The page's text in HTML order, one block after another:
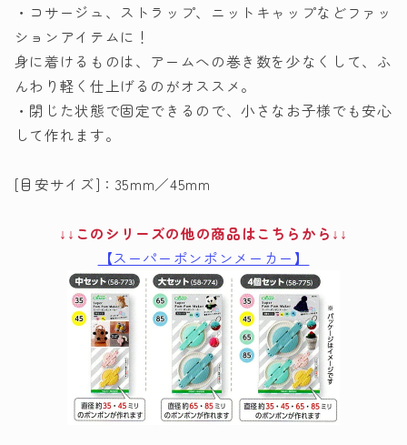
・コサージュ、ストラップ、ニットキャップなどファッ
ションアイテムに！
身に着けるものは、アームへの巻き数を少なくして、ふ
んわり軽く仕上げるのがオススメ。
・閉じた状態で固定できるので、小さなお子様でも安心
して作れます。
[目安サイズ]：35mm／45mm
↓↓このシリーズの他の商品はこちらから↓↓
【スーパーポンポンメーカー】